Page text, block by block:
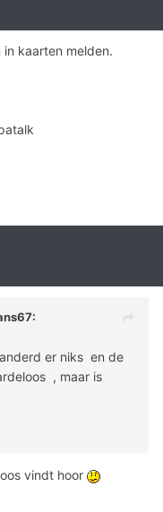
in kaarten melden.
:
er niks en de
, maar is
vindt hoor